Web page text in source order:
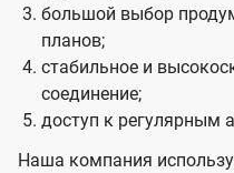
большой выбор
планов;
стабильное и
соединение;
доступ к регулярным
Наша компания